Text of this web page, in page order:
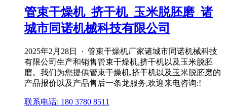
管束干燥机_挤干机_玉米脱胚磨_诸
城市同诺机械科技有限公司
2025年2月28日 · 管束干燥机厂家诸城市同诺机械科技
有限公司生产和销售管束干燥机,挤干机以及玉米脱胚
磨。我们为您提供管束干燥机,挤干机以及玉米脱胚磨的
产品报价以及产品售后一条龙服务,欢迎来电咨询:!
联系电话: 180 3780 8511